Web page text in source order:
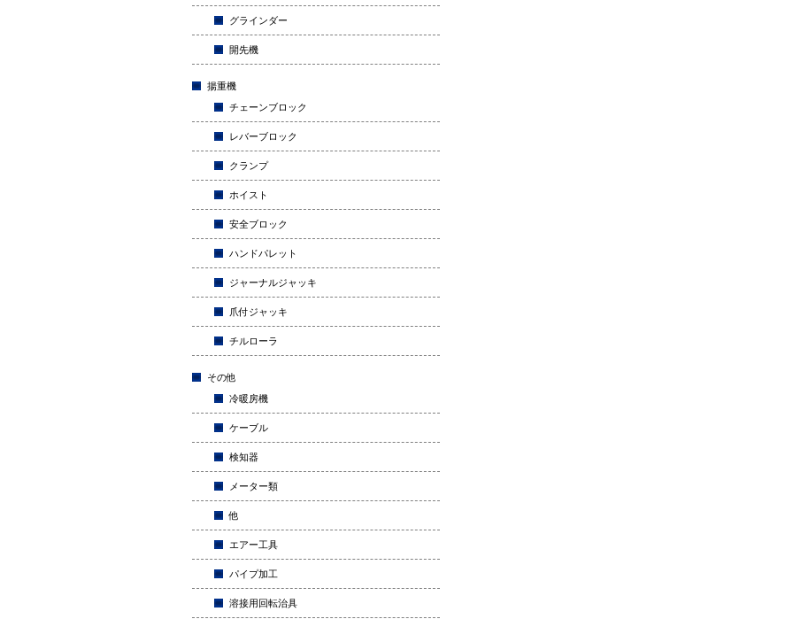
グラインダー
開先機
揚重機
チェーンブロック
レバーブロック
クランプ
ホイスト
安全ブロック
ハンドパレット
ジャーナルジャッキ
爪付ジャッキ
チルローラ
その他
冷暖房機
ケーブル
検知器
メーター類
他
エアー工具
パイプ加工
溶接用回転治具